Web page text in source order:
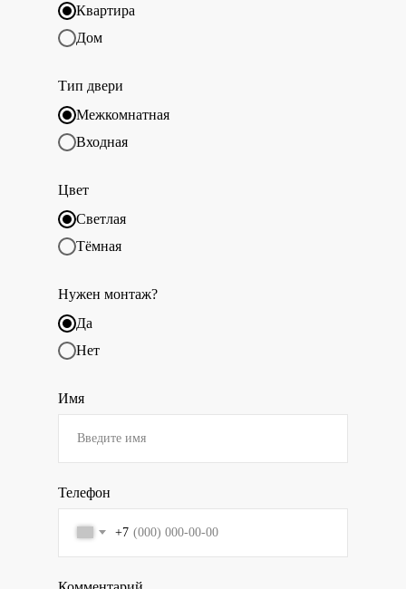
Квартира
Дом
Тип двери
Межкомнатная
Входная
Цвет
Светлая
Тёмная
Нужен монтаж?
Да
Нет
Имя
Телефон
+7